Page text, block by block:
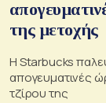
της μετοχής
Η Starbucks
απογευματινές
τζίρου της